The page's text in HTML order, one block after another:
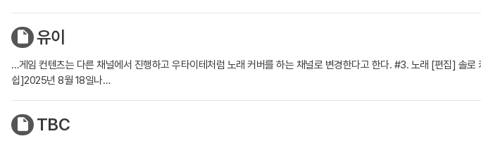
유이
…게임 컨텐츠는 다른 채널에서 진행하고 우타이테처럼 노래 커버를 하는 채널로 변경한다고 한다. #3. 노래 [편집]
쉽]2025년 8월 18일나…
TBC